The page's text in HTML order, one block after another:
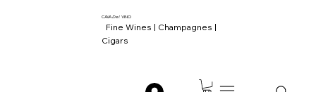
CAVADel VINO
Fine Wines | Champagnes |
Cigars